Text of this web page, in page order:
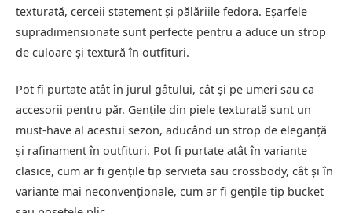
texturată, cerceii statement și pălăriile fedora. Eșarfele
supradimensionate sunt perfecte pentru a aduce un strop
de culoare și textură în outfituri.
Pot fi purtate atât în jurul gâtului, cât și pe umeri sau ca
accesorii pentru păr. Gențile din piele texturată sunt un
must-have al acestui sezon, aducând un strop de eleganță
și rafinament în outfituri. Pot fi purtate atât în variante
clasice, cum ar fi gențile tip servieta sau crossbody, cât și în
variante mai neconvenționale, cum ar fi gențile tip bucket